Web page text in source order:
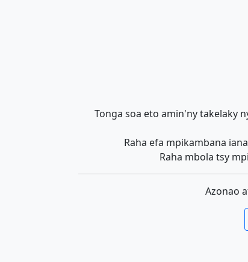
Tonga soa eto amin'ny takelaky
Raha efa mpikambana
Raha mbola tsy
Azonao